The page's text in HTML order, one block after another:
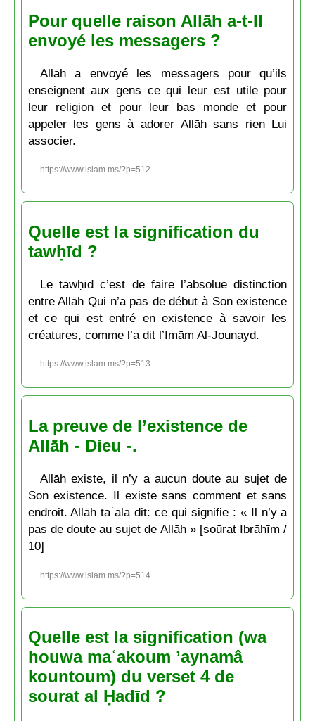
Pour quelle raison Allāh a-t-Il
envoyé les messagers ?
Allāh a envoyé les messagers pour qu’ils
enseignent aux gens ce qui leur est utile pour
leur religion et pour leur bas monde et pour
appeler les gens à adorer Allāh sans rien Lui
associer.
https://www.islam.ms/?p=512
Quelle est la signification du
tawḥīd ?
Le tawḥīd c’est de faire l’absolue distinction
entre Allāh Qui n’a pas de début à Son existence
et ce qui est entré en existence à savoir les
créatures, comme l’a dit l’Imām Al-Jounayd.
https://www.islam.ms/?p=513
La preuve de l’existence de
Allāh - Dieu -.
Allāh existe, il n’y a aucun doute au sujet de
Son existence. Il existe sans comment et sans
endroit. Allāh taʿālā dit: ce qui signifie : « Il n’y a
pas de doute au sujet de Allāh » [soūrat Ibrāhīm /
10]
https://www.islam.ms/?p=514
Quelle est la signification (wa
houwa maʿakoum ’aynamâ
kountoum) du verset 4 de
sourat al Ḥadīd ?